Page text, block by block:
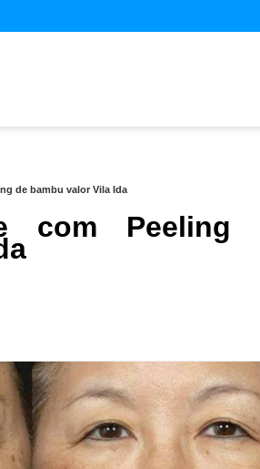
de bambu valor Vila Ida
com Peeling